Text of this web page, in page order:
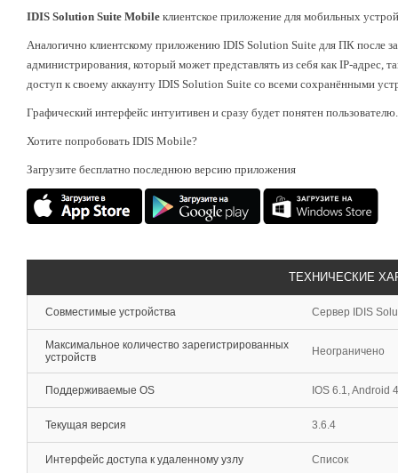
IDIS Solution Suite Mobile клиентское приложение для мобильных
Аналогично клиентскому приложению IDIS Solution Suite для ПК после
администрирования, который может представлять из себя как IP-
доступ к своему аккаунту IDIS Solution Suite со всеми сохранёнными
Графический интерфейс интуитивен и сразу будет понятен
Хотите попробовать IDIS Mobile?
Загрузите бесплатно последнюю версию приложения
ТЕХНИЧЕСКИЕ
Совместимые устройства Сервер IDIS
Максимальное количество зарегистрированных
устройств
Неограничено
Поддерживаемые OS IOS 6.1, Android
Текущая версия 3.6.4
Интерфейс доступа к удаленному узлу Список